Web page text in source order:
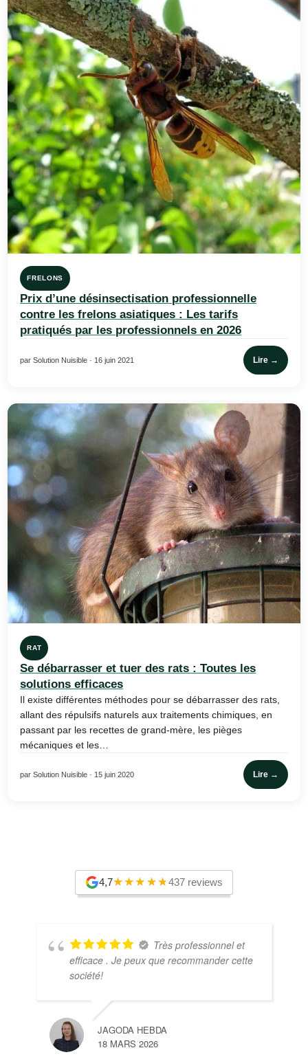
FRELONS
Prix d’une désinsectisation professionnelle
contre les frelons asiatiques : Les tarifs
pratiqués par les professionnels en 2026
par Solution Nuisible · 16 juin 2021 Lire →
RAT
Se débarrasser et tuer des rats : Toutes les
solutions efficaces
Il existe différentes méthodes pour se débarrasser des rats,
allant des répulsifs naturels aux traitements chimiques, en
passant par les recettes de grand-mère, les pièges
mécaniques et les…
par Solution Nuisible · 15 juin 2020 Lire →
4,7 437 reviews
Très professionnel et
efficace . Je peux que recommander cette
société!
JAGODA HEBDA
18 MARS 2026